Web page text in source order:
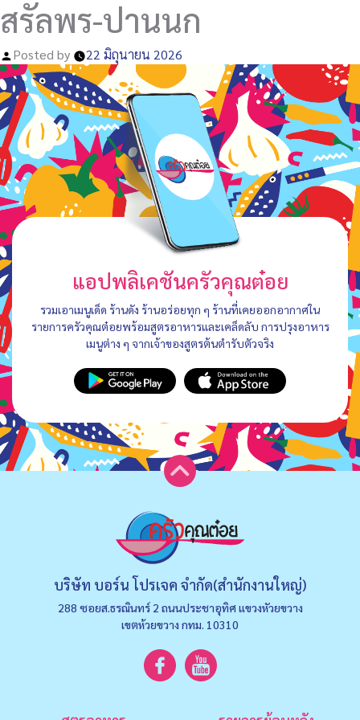
สรัลพร-ปานนก
Posted by 22 มิถุนายน 2026
แอปพลิเคชันครัวคุณต๋อย
รวมเอาเมนูเด็ด ร้านดัง ร้านอร่อยทุก ๆ ร้านที่เคยออกอากาศใน
รายการครัวคุณต๋อยพร้อมสูตรอาหารและเคล็ดลับ การปรุงอาหาร
เมนูต่าง ๆ จากเจ้าของสูตรต้นตำรับตัวจริง
บริษัท บอร์น โปรเจค จำกัด(สำนักงานใหญ่)
288 ซอยส.ธรณินทร์ 2 ถนนประชาอุทิศ แขวงหัวยขวาง
เขตห้วยขวาง กทม. 10310